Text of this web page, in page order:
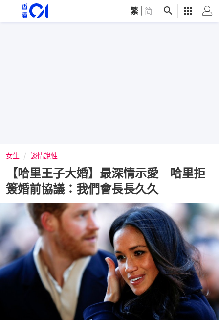
繁 简
女生 談情說性
【哈里王子大婚】最深情示愛 哈里拒
簽婚前協議：我們會長長久久